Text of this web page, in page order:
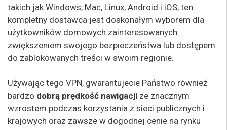
takich jak Windows, Mac, Linux, Android i iOS, ten
kompletny dostawca jest doskonałym wyborem dla
użytkowników domowych zainteresowanych
zwiększeniem swojego bezpieczeństwa lub dostępem
do zablokowanych treści w swoim regionie.
Używając tego VPN, gwarantujecie Państwo również
bardzo dobrą prędkość nawigacji ze znacznym
wzrostem podczas korzystania z sieci publicznych i
krajowych oraz zawsze w dogodnej cenie na rynku